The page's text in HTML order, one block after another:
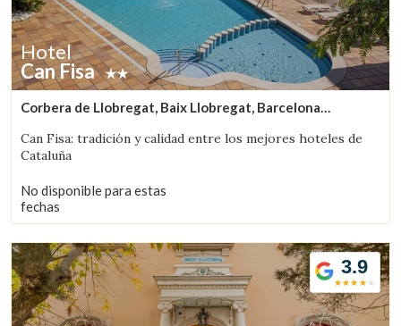
Gestionar mi reserva
Verificar localizador
Hotel
Can Fisa
Corbera de Llobregat, Baix Llobregat, Barcelona
Can Fisa: tradición y calidad entre los mejores hoteles de
Cataluña
No disponible para estas
fechas
3.9